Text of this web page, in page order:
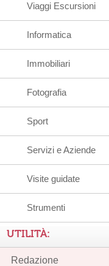
Viaggi Escursioni
Informatica
Immobiliari
Fotografia
Sport
Servizi e Aziende
Visite guidate
Strumenti
UTILITÀ:
Redazione